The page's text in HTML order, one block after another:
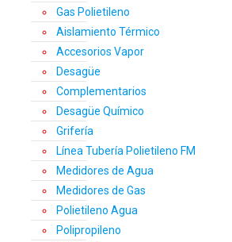
Gas Polietileno
Aislamiento Térmico
Accesorios Vapor
Desagüe
Complementarios
Desagüe Químico
Grifería
Línea Tubería Polietileno FM
Medidores de Agua
Medidores de Gas
Polietileno Agua
Polipropileno